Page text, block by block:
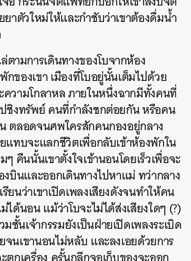
าตัวใหม่ให้และกำชับว่าเขาต้องดื่มน้ำ
ตามการเดินทางของโบจากห้อง
ของเขา เมืองที่โบอยู่นั้นเต็มไปด้วย
วามโกลาหล ภายในหนึ่งฉากมีทั้งคนที่
ปชิงทรัพย์ คนที่กำลังชกต่อยกัน หรือคน
ตลอดจนศพใครสักคนกองอยู่กลาง
แทบจะแลกชีวิตเพื่อกลับเข้าห้องพักใน
คืนนั้นเขาตั้งใจเข้านอนโดยเร็วเพื่อจะ
งบินและออกเดินทางไปหาแม่ ทว่ากลาง
ยนว่าเขาเปิดเพลงเสียงดังจนทำให้คน
ได้นอน แม้ว่าโบจะไม่ได้ส่งเสียงใดๆ (?)
ชั้นเจ้ากรรมยังเป็นฝ่ายเปิดเพลงระเบิด
จนเขานอนไม่หลับ และลงเอยด้วยการ